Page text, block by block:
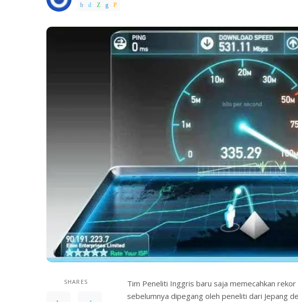
by
SHARES
Tim Peneliti Inggris baru saja memecahkan
sebelumnya dipegang oleh peneliti dari Jepang